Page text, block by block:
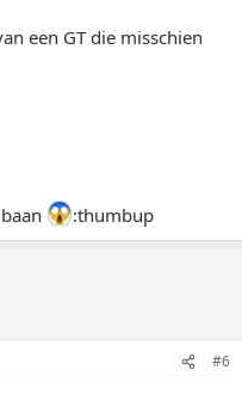
een GT die misschien
:thumbup
#6